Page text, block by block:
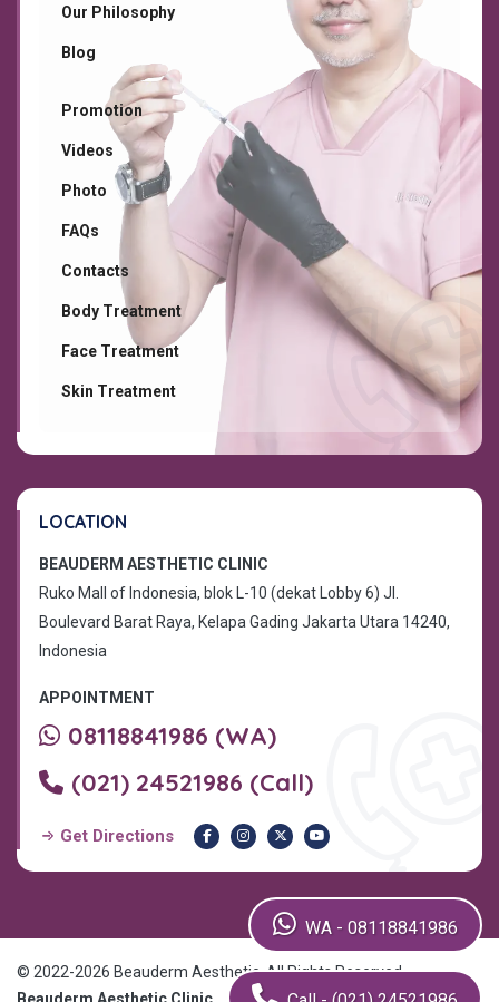
WA - 08118841986
Our Philosophy
Blog
Promotion
Videos
Photo
FAQs
Contacts
Body Treatment
Face Treatment
Skin Treatment
LOCATION
BEAUDERM AESTHETIC CLINIC
Ruko Mall of Indonesia, blok L-10 (dekat Lobby 6) Jl.
Boulevard Barat Raya, Kelapa Gading Jakarta Utara 14240,
Indonesia
APPOINTMENT
08118841986 (WA)
(021) 24521986 (Call)
Get Directions
© 2022-2026 Beauderm Aesthetic, All Rights Reserved.